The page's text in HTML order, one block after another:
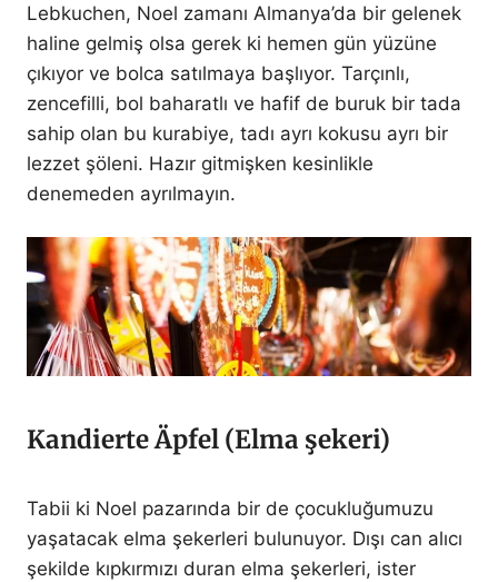
Lebkuchen, Noel zamanı Almanya’da bir gelenek
haline gelmiş olsa gerek ki hemen gün yüzüne
çıkıyor ve bolca satılmaya başlıyor. Tarçınlı,
zencefilli, bol baharatlı ve hafif de buruk bir tada
sahip olan bu kurabiye, tadı ayrı kokusu ayrı bir
lezzet şöleni. Hazır gitmişken kesinlikle
denemeden ayrılmayın.
Kandierte Äpfel (Elma şekeri)
Tabii ki Noel pazarında bir de çocukluğumuzu
yaşatacak elma şekerleri bulunuyor. Dışı can alıcı
şekilde kıpkırmızı duran elma şekerleri, ister